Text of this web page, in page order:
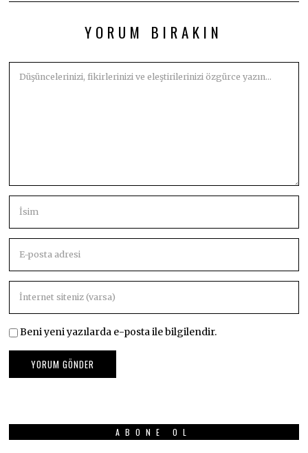
YORUM BIRAKIN
Beni yeni yazılarda e-posta ile bilgilendir.
ABONE OL